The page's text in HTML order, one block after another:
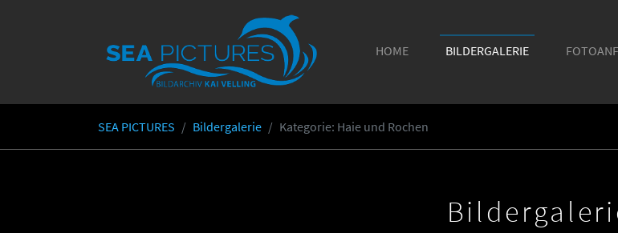
HOME BILDERGALERIE
You are here:
SEA PICTURES Bildergalerie Kategorie: Haie und Rochen